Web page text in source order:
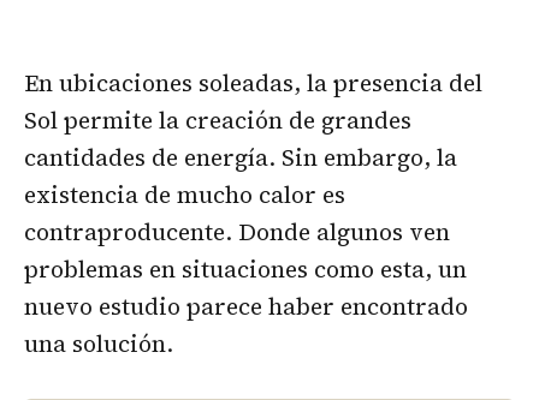
En ubicaciones soleadas, la presencia del
Sol permite la creación de grandes
cantidades de energía. Sin embargo, la
existencia de mucho calor es
contraproducente. Donde algunos ven
problemas en situaciones como esta, un
nuevo estudio parece haber encontrado
una solución.